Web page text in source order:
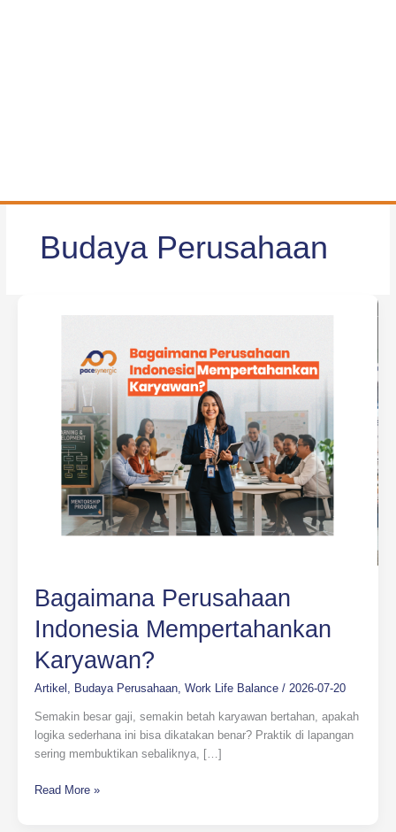
Budaya Perusahaan
Bagaimana Perusahaan
Indonesia Mempertahankan
Karyawan?
Artikel Budaya Perusahaan, Work Life Balance/ 2026-07-20
Semakin besar gaji, semakin betah karyawan bertahan, apakah
logika sederhana ini bisa dikatakan benar? Praktik di lapangan
sering membuktikan sebaliknya, […]
Mempertahankan
Karyawan?
Read More »